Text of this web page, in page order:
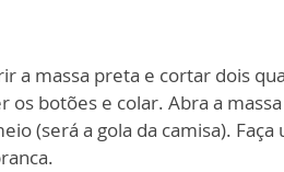
a massa preta e cortar dois
botões e colar. Abra a
(será a gola da camisa).